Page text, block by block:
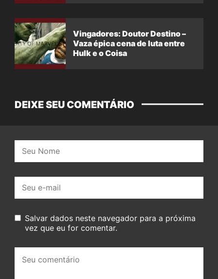
Vingadores: Doutor Destino –
Vaza épica cena de luta entre
Hulk e o Coisa
DEIXE SEU COMENTÁRIO
mail:
Salvar dados neste navegador para a próxima
vez que eu for comentar.
comentário: